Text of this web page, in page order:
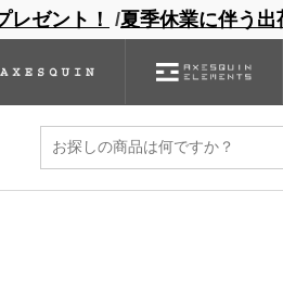
レゼント！ /夏季休業に伴う出
ブランドサイト
ブ シノギング アウトレット